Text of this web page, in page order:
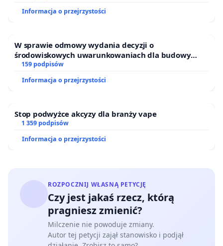
Informacja o przejrzystości
W sprawie odmowy wydania decyzji o
środowiskowych uwarunkowaniach dla budowy
zakładu wytwarzania biometanu „Krynki” w
Puszczy Knyszyńskiej
159 podpisów
Informacja o przejrzystości
Stop podwyżce akcyzy dla branży vape
1 359 podpisów
Informacja o przejrzystości
ROZPOCZNIJ WŁASNĄ PETYCJĘ
Czy jest jakaś rzecz, którą
pragniesz zmienić?
Milczenie nie powoduje zmiany.
Autor tej petycji zajął stanowisko i podjął